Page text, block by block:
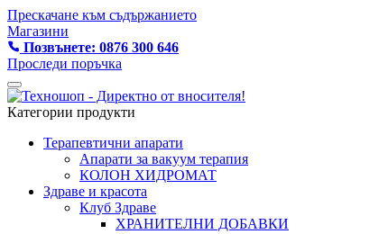
Прескачане към съдържанието
Магазини
Позвънете: 0876 300 646
Проследи поръчка
Категории продукти
Терапевтични апарати
Апарати за вакуум терапия
КОЛОН ХИДРОМАТ
Здраве и красота
Клуб Здраве
ХРАНИТЕЛНИ ДОБАВКИ